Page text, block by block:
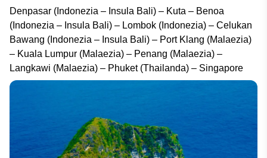
Denpasar (Indonezia – Insula Bali) – Kuta – Benoa
(Indonezia – Insula Bali) – Lombok (Indonezia) – Celukan
Bawang (Indonezia – Insula Bali) – Port Klang (Malaezia)
– Kuala Lumpur (Malaezia) – Penang (Malaezia) –
Langkawi (Malaezia) – Phuket (Thailanda) – Singapore